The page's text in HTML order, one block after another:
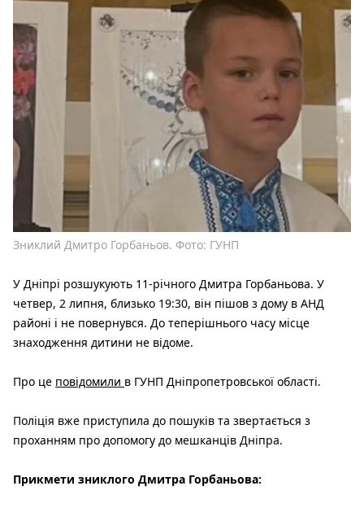
Зниклий Дмитро Горбаньов. Фото: ГУНП
У Дніпрі розшукують 11-річного Дмитра Горбаньова. У
четвер, 2 липня, близько 19:30, він пішов з дому в АНД
районі і не повернувся. До теперішнього часу місце
знаходження дитини не відоме.
Про це повідомили в ГУНП Дніпропетровської області.
Поліція вже приступила до пошуків та звертається з
проханням про допомогу до мешканців Дніпра.
Прикмети зниклого Дмитра Горбаньова: